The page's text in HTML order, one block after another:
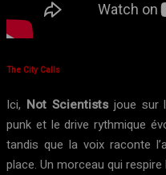
The City Calls
Ici, Not Scientistsjoue sur
punk et le drive rythmique
tandis que la voix raconte
place. Un morceau qui respire